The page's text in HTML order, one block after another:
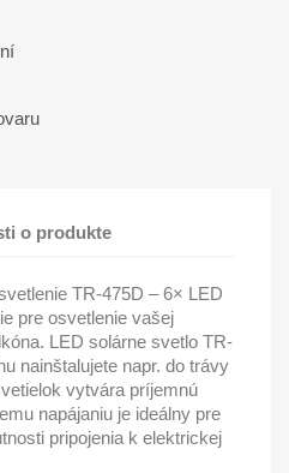
o produkte
TR-475D – 6× LED
pre osvetlenie vašej
LED solárne svetlo TR-
nainštalujete napr. do trávy
vytvára príjemnú
napájaniu je ideálny pre
pripojenia k elektrickej